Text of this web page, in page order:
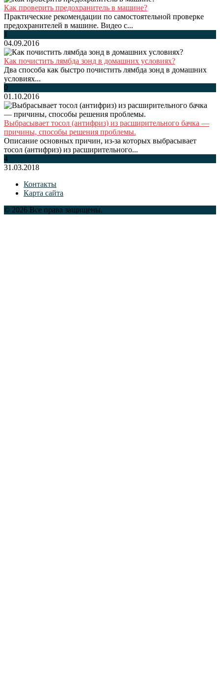
Как проверить предохранитель в машине?
Практические рекомендации по самостоятельной проверке
предохранителей в машине. Видео с...
1
04.09.2016
Как почистить лямбда зонд в домашних условиях?
Два способа как быстро почистить лямбда зонд в домашних
условиях...
0
01.10.2016
Выбрасывает тосол (антифриз) из расширительного бачка —
причины, способы решения проблемы.
Описание основных причин, из-за которых выбрасывает
тосол (антифриз) из расширительного...
4
31.03.2018
Контакты
Карта сайта
© 2026 Все права защищены.